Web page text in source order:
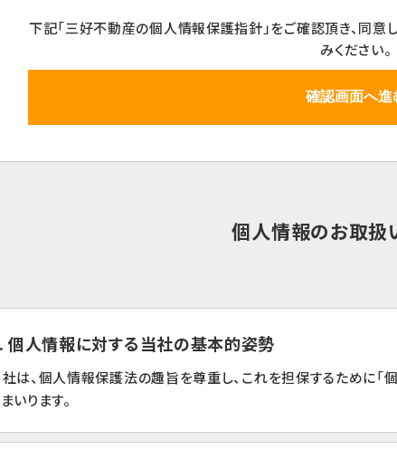
下記「三好不動産の個人情報保護指針」をご確認頂き、同
みください。
個人情報のお取扱
個人情報に対する当社の基本的姿勢
は、個人情報保護法の趣旨を尊重し、これを担保するために
いります。